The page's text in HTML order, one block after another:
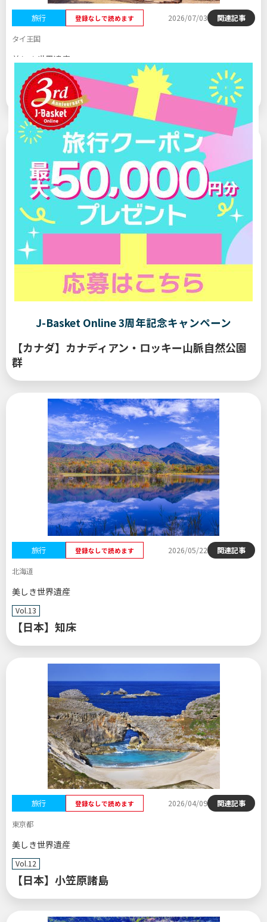
旅行 登録なしで読めます 2026/07/03
関連記事
タイ王国
美しき世界遺産
Vol.15
【タイ王国】古都アユタヤ
登録なしで読めます 2026/06/05
【カナダ】カナディアン・ロッキー山脈自然公園
群
旅行 登録なしで読めます 2026/05/22
関連記事
北海道
美しき世界遺産
Vol.13
【日本】知床
旅行 登録なしで読めます 2026/04/09
関連記事
東京都
美しき世界遺産
Vol.12
【日本】小笠原諸島
J-Basket Online 3周年記念キャンペーン